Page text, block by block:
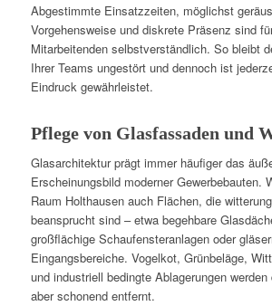
Abgestimmte Einsatzzeiten, möglichst
Vorgehensweise und diskrete Präsenz sind
Mitarbeitenden selbstverständlich. So bleibt
Ihrer Teams ungestört und dennoch ist
Eindruck gewährleistet.
Pflege von Glasfassaden und
Glasarchitektur prägt immer häufiger das
Erscheinungsbild moderner Gewerbebauten.
Raum Holthausen auch Flächen, die
beansprucht sind – etwa begehbare
großflächige Schaufensteranlagen oder
Eingangsbereiche. Vogelkot, Grünbeläge,
und industriell bedingte Ablagerungen
aber schonend entfernt.